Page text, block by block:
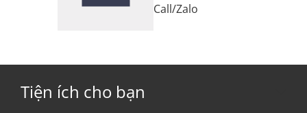
Call/Zalo
Tiện ích cho bạn